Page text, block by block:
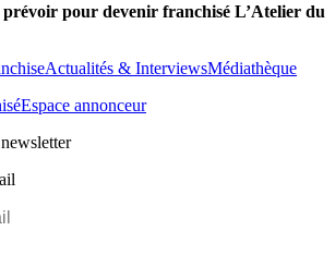
prévoir pour devenir franchisé L’Atelier du
Actualités & InterviewsMédiathèque
Espace annonceur